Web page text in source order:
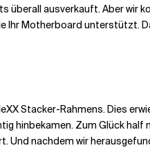
ausverkauft. Aber wir
Ihr Motherboard unterstützt.
Stacker-Rahmens. Dies
hinbekamen. Zum Glück
Und nachdem wir